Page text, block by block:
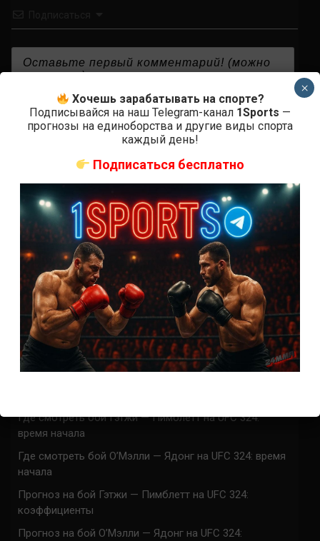
{} [+]
КОММЕНТАРИЕВ
СВЕЖИЕ ЗАПИСИ
ACA 200 прямая трансляция
Марафон боев UFC 325 прямая трансляция
UFC 324 прямая трансляция
Где смотреть бой Гэтжи — Пимблетт на UFC 324:
время начала
Где смотреть бой О’Мэлли — Ядонг на UFC 324: время
начала
Прогноз на бой Гэтжи — Пимблетт на UFC 324:
коэффициенты
Прогноз на бой О’Мэлли — Ядонг на UFC 324:
Хочешь зарабатывать на спорте?
Подписывайся на наш Telegram-канал 1Sports —
прогнозы на единоборства и другие виды спорта
каждый день!
Подписаться бесплатно
×